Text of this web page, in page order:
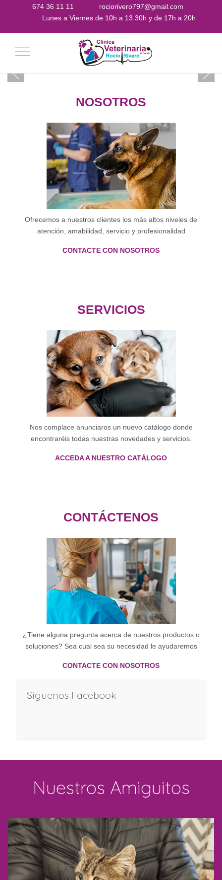
674 36 11 11
rociorivero797@gmail.com
Lunes a Viernes de 10h a 13.30h y de 17h a 20h
Mobile Menu Toggle
NOSOTROS
Ofrecemos a nuestros clientes los más altos niveles de
atención, amabilidad, servicio y profesionalidad
CONTACTE CON NOSOTROS
SERVICIOS
Nos complace anunciaros un nuevo catálogo donde
encontraréis todas nuestras novedades y servicios.
ACCEDA A NUESTRO CATÁLOGO
CONTÁCTENOS
¿Tiene alguna pregunta acerca de nuestros productos o
soluciones? Sea cual sea su necesidad le ayudaremos
CONTACTE CON NOSOTROS
Síguenos Facebook
Nuestros Amiguitos